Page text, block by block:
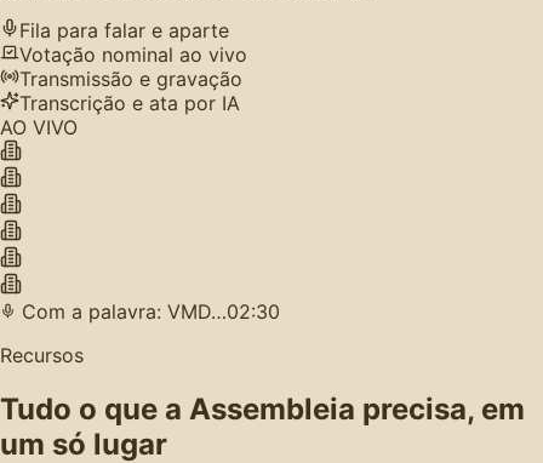
Fila para falar e aparte
Votação nominal ao vivo
Transmissão e gravação
Transcrição e ata por IA
AO VIVO
Com a palavra: VMD…02:30
Recursos
Tudo o que a Assembleia precisa, em
um só lugar